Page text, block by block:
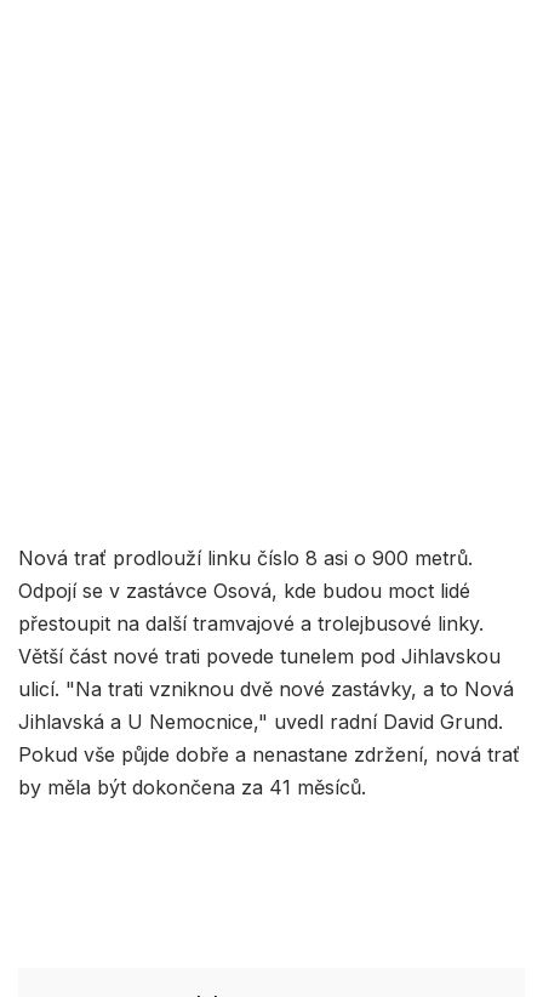
Nová trať prodlouží linku číslo 8 asi o 900 metrů.
Odpojí se v zastávce Osová, kde budou moct lidé
přestoupit na další tramvajové a trolejbusové linky.
Větší část nové trati povede tunelem pod Jihlavskou
ulicí. "Na trati vzniknou dvě nové zastávky, a to Nová
Jihlavská a U Nemocnice," uvedl radní David Grund.
Pokud vše půjde dobře a nenastane zdržení, nová trať
by měla být dokončena za 41 měsíců.